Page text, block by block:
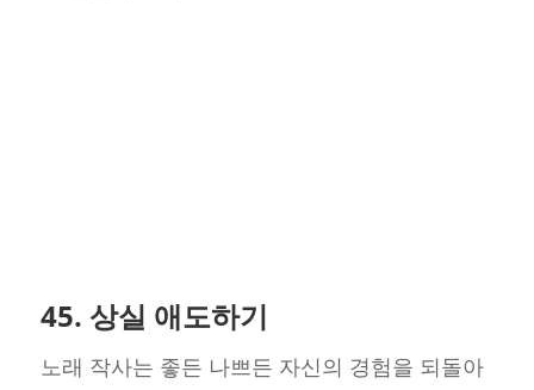
45. 상실 애도하기
노래 작사는 좋든 나쁘든 자신의 경험을 되돌아